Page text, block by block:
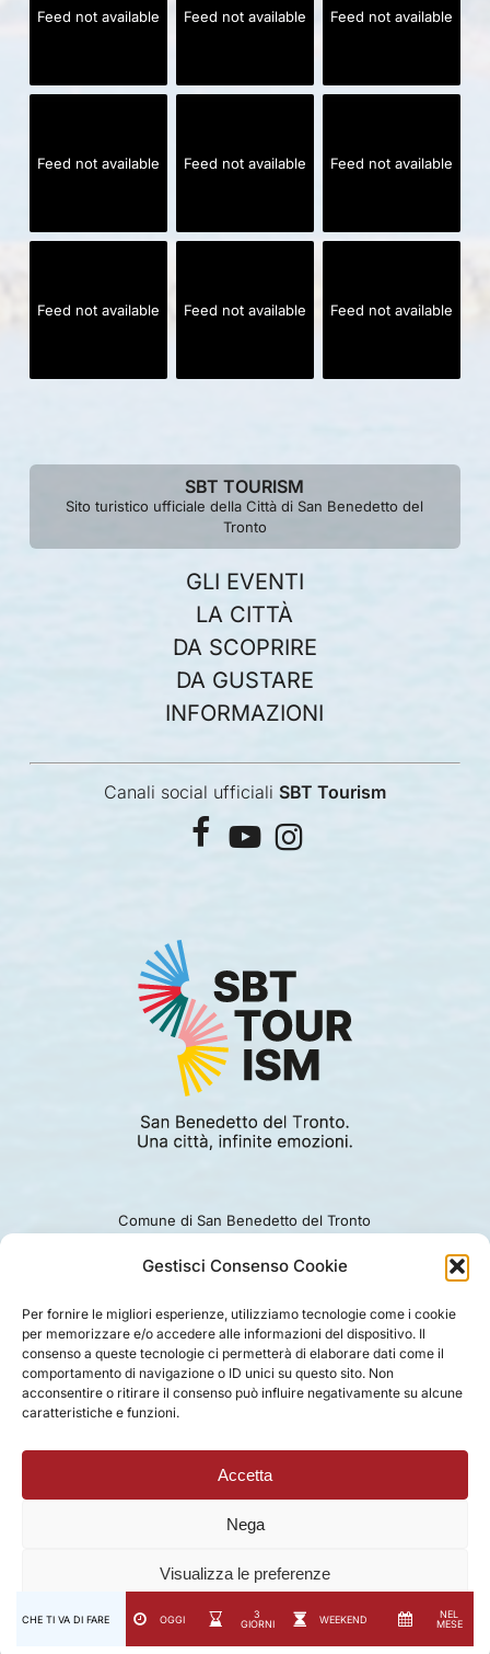
Gestisci Consenso Cookie
Per fornire le migliori esperienze, utilizziamo tecnologie come i cookie
per memorizzare e/o accedere alle informazioni del dispositivo. Il
consenso a queste tecnologie ci permetterà di elaborare dati come il
comportamento di navigazione o ID unici su questo sito. Non
acconsentire o ritirare il consenso può influire negativamente su alcune
caratteristiche e funzioni.
Accetta
Nega
Visualizza le preferenze
Privacy Policy
CHE TI VA DI FARE OGGI
3
GIORNI
WEEKEND
NEL
MESE
Feed not available Feed not available Feed not available
Feed not available Feed not available Feed not available
Feed not available Feed not available Feed not available
SBT TOURISM
Sito turistico ufficiale della Città di San Benedetto del
Tronto
GLI EVENTI
LA CITTÀ
DA SCOPRIRE
DA GUSTARE
INFORMAZIONI
Canali social ufficiali SBT Tourism
facebook
youtubeinstagram
Comune di San Benedetto del Tronto
Ufficio turismo: 0735.794229
PRIVACY |COOKIE | LEGAL |DISCLAIMER